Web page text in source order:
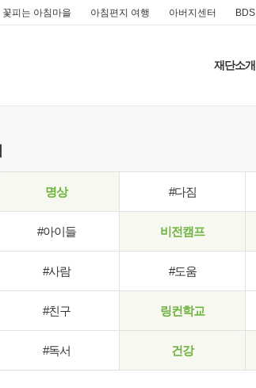
꽃피는 아침마을 아침편지 여행 아버지센터 BDS
재단소개
명상 #다짐
#아이들 비전캠프
#사람 #도움
#친구 링컨학교
#독서 건강